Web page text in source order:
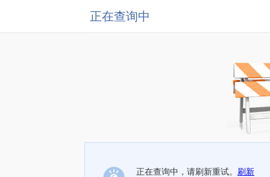
正在查询中
正在查询中，请刷新重试。 刷新